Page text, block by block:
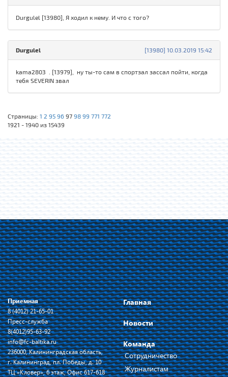
Durgulel [13980], Я ходил к нему. И что с того?
[13980] 10.03.2019 15:42
Durgulel
kamа280З . [13979], ну ты-то сам в спортзал зассал пойти, когда
тебя SЕVERIN звал
Страницы: 1 2 95 96 97 98 99 771 772
1921 - 1940 из 15439
Приемная
8 (4012) 21-65-01
Пресс-служба
8(4012)95-63-92
info@fc-baltika.ru
236000, Калининградская область,
г. Калининград, пл. Победы, д. 10
ТЦ «Кловер», 6 этаж, Офис 617-618
Главная
Новости
Команда
Сотрудничество
Журналистам